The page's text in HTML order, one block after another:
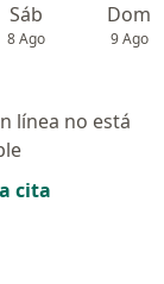
Sáb
8 Ago
Dom
9 Ago
línea no está
cita